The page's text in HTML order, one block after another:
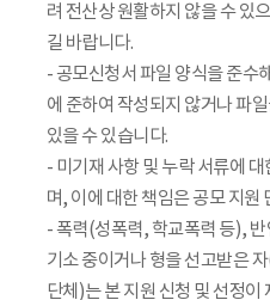
려 전산상 원활하지 않을 수 있
길 바랍니다.
- 공모신청서 파일 양식을 준수
에 준하여 작성되지 않거나 파
있을 수 있습니다.
- 미기재 사항 및 누락 서류에
며, 이에 대한 책임은 공모 지원
- 폭력(성폭력, 학교폭력 등),
기소 중이거나 형을 선고받은
단체)는 본 지원 신청 및 선정이